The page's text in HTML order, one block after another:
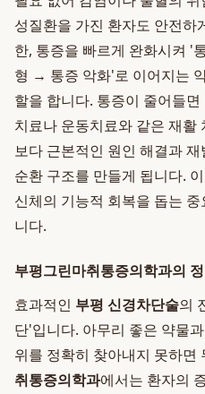
성질환을 가진 환자도 안전하
한, 통증을 빠르게 완화시켜
형 → 통증 악화'로 이어지는
할을 합니다. 통증이 줄어들
치료나 운동치료와 같은 재활
보다 근본적인 원인 해결과
순환 구조를 만들게 됩니다.
신체의 기능적 회복을 돕는
니다.
부평그린마취통증의학과의
효과적인 부평 신경차단술의
단'입니다. 아무리 좋은 약물
위를 정확히 찾아내지 못하면
취통증의학과에서는 환자의